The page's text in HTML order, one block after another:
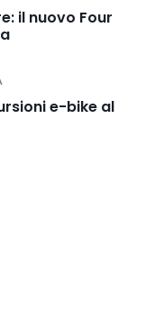
il nuovo Four
e-bike al